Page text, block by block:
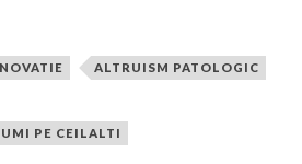
ALTRUISM PATOLOGIC
PE CEILALTI